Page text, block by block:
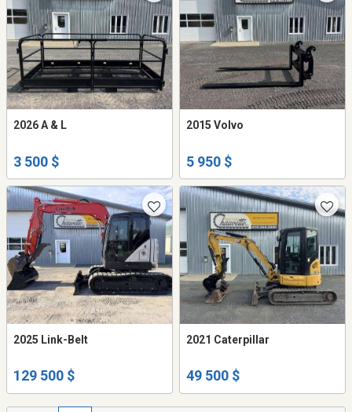
2026 A & L
3 500 $
2015 Volvo
5 950 $
2025 Link-Belt
129 500 $
2021 Caterpillar
49 500 $